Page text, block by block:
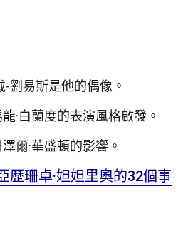
-劉易斯是他的偶像。
·白蘭度的表演風格啟發。
爾·華盛頓的影響。
歷珊卓·妲妲里奧的32個事